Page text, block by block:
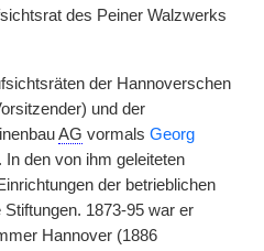
des Peiner Walzwerks
der Hannoverschen
und der
AG vormals Georg
den von ihm geleiteten
der betrieblichen
1873-95 war er
Hannover (1886